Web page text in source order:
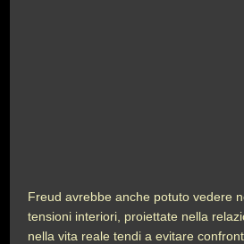
Freud avrebbe anche potuto vedere
tensioni interiori, proiettate nella
nella vita reale tendi a evitare